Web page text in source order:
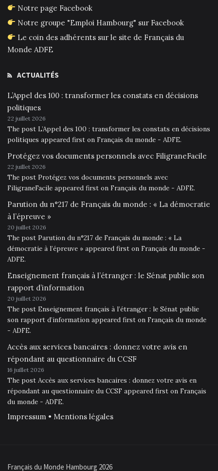
Notre page Facebook
Notre groupe "Emploi Hambourg" sur Facebook
Le coin des adhérents sur le site de Français du
Monde ADFE
ACTUALITÉS
L’Appel des 100 : transformer les constats en décisions
politiques
22 juillet 2026
The post L’Appel des 100 : transformer les constats en décisions
politiques appeared first on Français du monde - ADFE.
Protégez vos documents personnels avec FiligraneFacile
22 juillet 2026
The post Protégez vos documents personnels avec
FiligraneFacile appeared first on Français du monde - ADFE.
Parution du n°217 de Français du monde : « La démocratie
à l’épreuve »
20 juillet 2026
The post Parution du n°217 de Français du monde : « La
démocratie à l’épreuve » appeared first on Français du monde -
ADFE.
Enseignement français à l’étranger : le Sénat publie son
rapport d’information
20 juillet 2026
The post Enseignement français à l’étranger : le Sénat publie
son rapport d’information appeared first on Français du monde
- ADFE.
Accès aux services bancaires : donnez votre avis en
répondant au questionnaire du CCSF
16 juillet 2026
The post Accès aux services bancaires : donnez votre avis en
répondant au questionnaire du CCSF appeared first on Français
du monde - ADFE.
Impressum • Mentions légales
Français du Monde Hambourg 2026